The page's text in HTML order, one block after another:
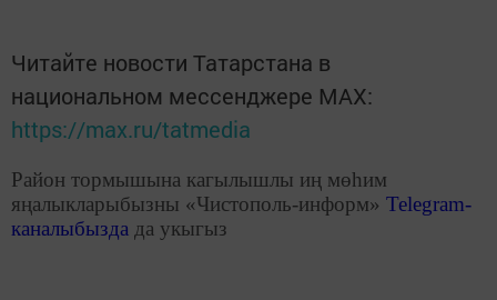
Читайте новости Татарстана в
национальном мессенджере MАХ:
https://max.ru/tatmedia
Район тормышына кагылышлы иң мөһим
яңалыкларыбызны «Чистополь-информ» Telegram-
каналыбызда да укыгыз